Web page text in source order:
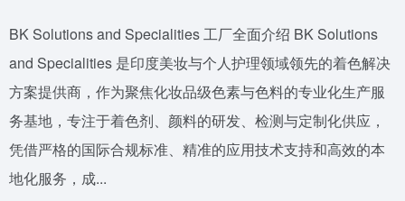
BK Solutions and Specialities 工厂全面介绍 BK Solutions
and Specialities 是印度美妆与个人护理领域领先的着色解决
方案提供商，作为聚焦化妆品级色素与色料的专业化生产服
务基地，专注于着色剂、颜料的研发、检测与定制化供应，
凭借严格的国际合规标准、精准的应用技术支持和高效的本
地化服务，成...